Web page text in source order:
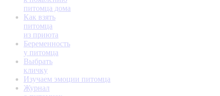
питомца дома
Как взять
питомца
из приюта
Беременность
у питомца
Выбрать
кличку
Изучаем эмоции питомца
Журнал